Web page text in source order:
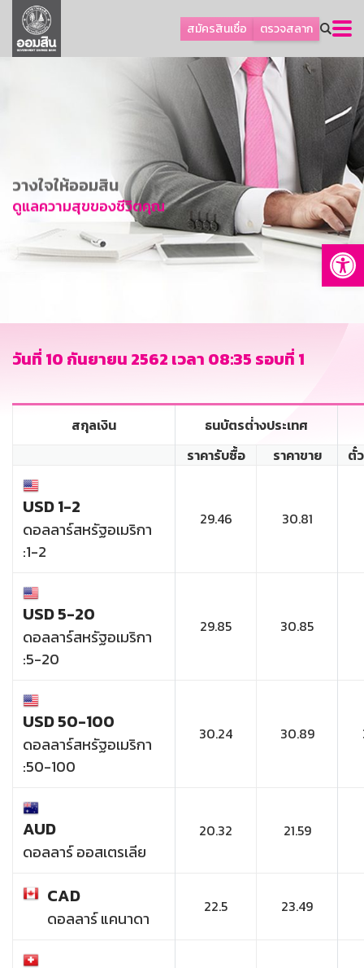
สมัครสินเชื่อ ตรวจสลาก
ลูกค้าธุรกิจ
ลูกค้าผู้ประกอบรายย่อย
การพัฒนาที่ยั่งยืน
ข่าวสาร
บริการทางการเงิน
อื่นๆ
GSB Society
วางใจให้ออมสิน
ดูแลความสุขของชีวิตคุณ
วันที่ 10 กันยายน 2562 เวลา 08:35 รอบที่ 1
สกุลเงิน
ธนบัตรต่่างประเทศ
ราคารับซื้อ
ราคาขาย ตั๋
USD 1-2
ดอลลาร์สหรัฐอเมริกา
:1-2
29.46 30.81
USD 5-20
ดอลลาร์สหรัฐอเมริกา
:5-20
29.85 30.85
USD 50-100
ดอลลาร์สหรัฐอเมริกา
:50-100
30.24 30.89
AUD
ดอลลาร์ ออสเตรเลีย
20.32 21.59
CAD
ดอลลาร์ แคนาดา
22.5 23.49